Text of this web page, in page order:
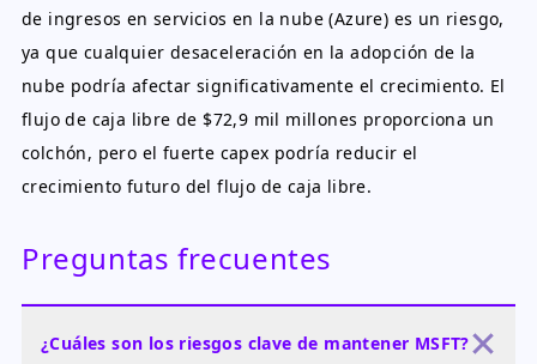
de ingresos en servicios en la nube (Azure) es un riesgo,
ya que cualquier desaceleración en la adopción de la
nube podría afectar significativamente el crecimiento. El
flujo de caja libre de $72,9 mil millones proporciona un
colchón, pero el fuerte capex podría reducir el
crecimiento futuro del flujo de caja libre.
Preguntas frecuentes
¿Cuáles son los riesgos clave de mantener MSFT?